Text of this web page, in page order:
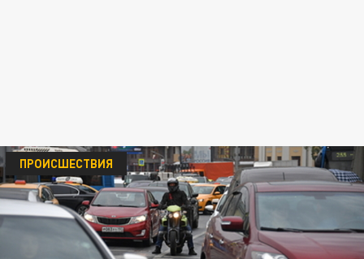
ПРОИСШЕСТВИЯ